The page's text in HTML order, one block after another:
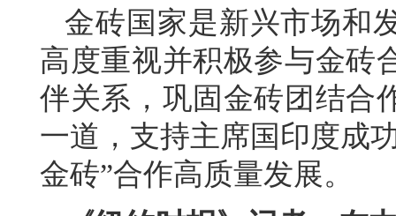
金砖国家是新兴市场和
高度重视并积极参与金砖
伴关系，巩固金砖团结合
一道，支持主席国印度成
金砖”合作高质量发展。